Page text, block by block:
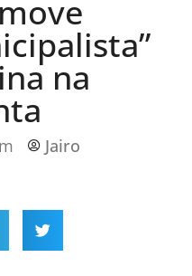
na
Jairo